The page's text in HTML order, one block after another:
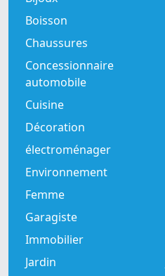
Boisson
Chaussures
Concessionnaire
automobile
Cuisine
Décoration
électroménager
Environnement
Femme
Garagiste
Immobilier
Jardin